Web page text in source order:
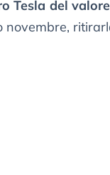
Tesla del
novembre,